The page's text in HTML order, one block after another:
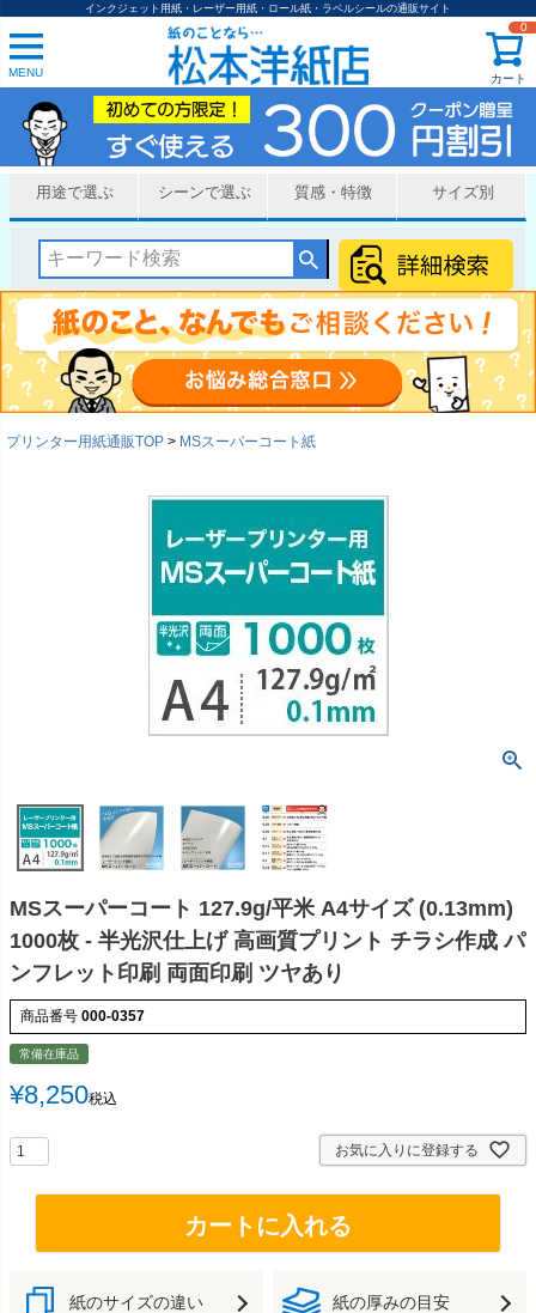
インクジェット用紙・レーザー用紙・ロール紙・ラベルシールの通販サイト
MENU カート
0
用途で選ぶ シーンで選ぶ 質感・特徴 サイズ別
プリンター用紙通販TOP MSスーパーコート紙
MSスーパーコート 127.9g/平米 A4サイズ (0.13mm)
1000枚 - 半光沢仕上げ 高画質プリント チラシ作成 パ
ンフレット印刷 両面印刷 ツヤあり
商品番号 000-0357
常備在庫品
¥8,250税込
お気に入りに登録する
カートに入れる
紙のサイズの違い 紙の厚みの目安